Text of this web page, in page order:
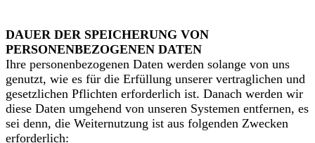
DAUER DER SPEICHERUNG VON
PERSONENBEZOGENEN DATEN
Ihre personenbezogenen Daten werden solange von uns
genutzt, wie es für die Erfüllung unserer vertraglichen und
gesetzlichen Pflichten erforderlich ist. Danach werden wir
diese Daten umgehend von unseren Systemen entfernen, es
sei denn, die Weiternutzung ist aus folgenden Zwecken
erforderlich: